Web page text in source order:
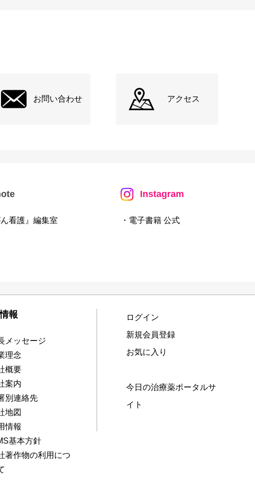
お問い合わせ アクセス
ん看護』編集室
Instagram
・電子書籍 公式
報
メッセージ
理念
概要
案内
別連絡先
地図
情報
基本方針
著作物の利用につ
ログイン
新規会員登録
お気に入り
今日の治療薬ポータルサ
イト